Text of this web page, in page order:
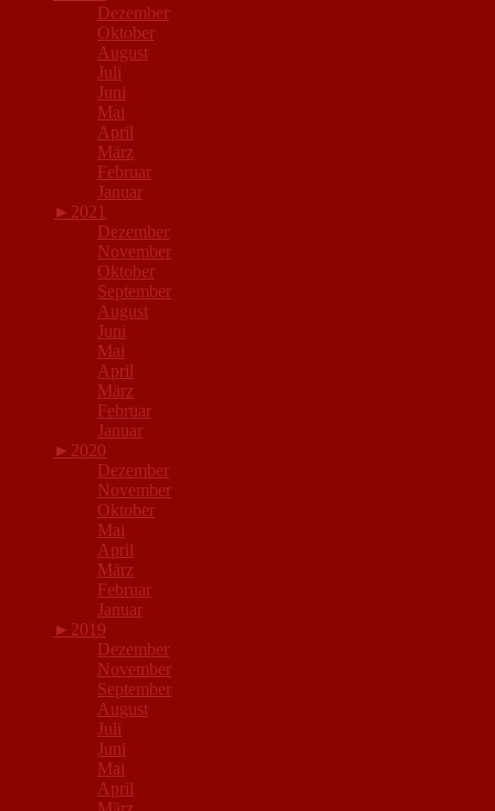
Dezember
Oktober
August
Juli
Juni
Mai
April
März
Februar
Januar
► 2021
Dezember
November
Oktober
September
August
Juni
Mai
April
März
Februar
Januar
► 2020
Dezember
November
Oktober
Mai
April
März
Februar
Januar
► 2019
Dezember
November
September
August
Juli
Juni
Mai
April